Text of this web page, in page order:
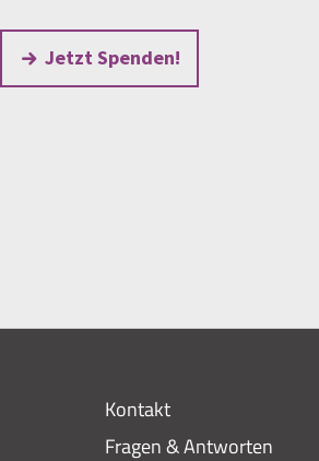
Jetzt Spenden!
Kontakt
Fragen & Antworten